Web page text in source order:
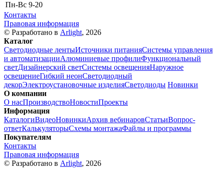
Пн-Вс 9-20
Контакты
Правовая информация
© Разработано в Arlight, 2026
Каталог
Светодиодные лентыИсточники питанияСистемы управления
и автоматизацииАлюминиевые профилиФункциональный
светДизайнерский светСистемы освещенияНаружное
освещениеГибкий неонСветодиодный
декорЭлектроустановочные изделияСветодиоды Новинки
О компании
О насПроизводствоНовостиПроекты
Информация
КаталогиВидеоНовинкиАрхив вебинаровСтатьиВопрос-
ответКалькуляторыСхемы монтажаФайлы и программы
Покупателям
Контакты
Правовая информация
© Разработано в Arlight, 2026